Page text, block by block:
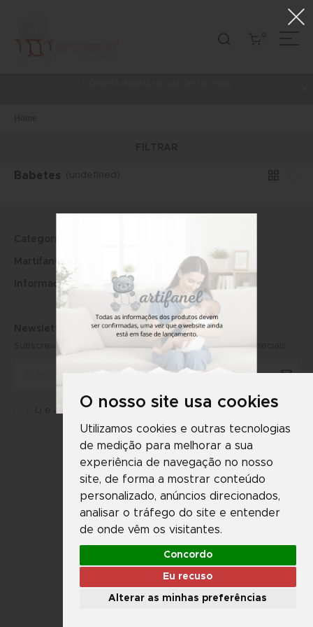
O nosso site usa cookies
Utilizamos cookies e outras tecnologias
de medição para melhorar a sua
experiência de navegação no nosso
site, de forma a mostrar conteúdo
personalizado, anúncios direcionados,
analisar o tráfego do site e entender
de onde vêm os visitantes.
Concordo
Eu recuso
Alterar as minhas preferências
Babetes
Martifanel
Informações Legais
Subscreva a newsletter e receba primeiro ofertas especiais
Li e aceito a Política de Privacidadeda Martifanel
Martifanel © 2026. Todos os direitos reservados.
DesenvolvimentoDS